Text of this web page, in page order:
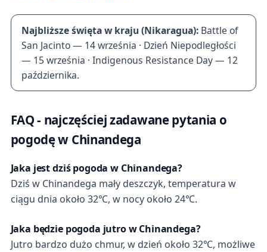
Najbliższe święta w kraju (Nikaragua): Battle of
San Jacinto — 14 września · Dzień Niepodległości
— 15 września · Indigenous Resistance Day — 12
października.
FAQ - najczęściej zadawane pytania o
pogodę w Chinandega
Jaka jest dziś pogoda w Chinandega?
Dziś w Chinandega mały deszczyk, temperatura w
ciągu dnia około 32℃, w nocy około 24℃.
Jaka będzie pogoda jutro w Chinandega?
Jutro bardzo dużo chmur, w dzień około 32℃, możliwe